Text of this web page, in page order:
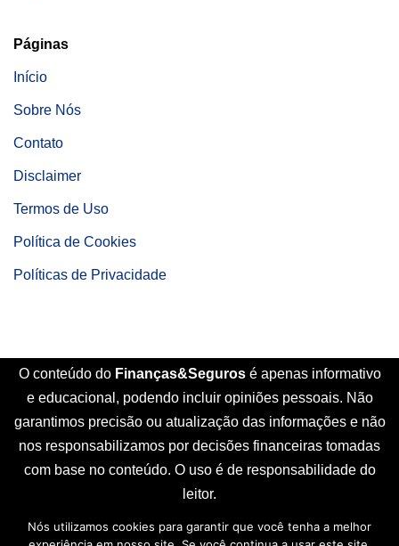
Páginas
Início
Sobre Nós
Contato
Disclaimer
Termos de Uso
Política de Cookies
Políticas de Privacidade
O conteúdo do Finanças&Seguros é apenas informativo
e educacional, podendo incluir opiniões pessoais. Não
garantimos precisão ou atualização das informações e não
nos responsabilizamos por decisões financeiras tomadas
com base no conteúdo. O uso é de responsabilidade do
leitor.
Início Sobre Nós Contato
Disclaimer
Nós utilizamos cookies para garantir que você tenha a melhor